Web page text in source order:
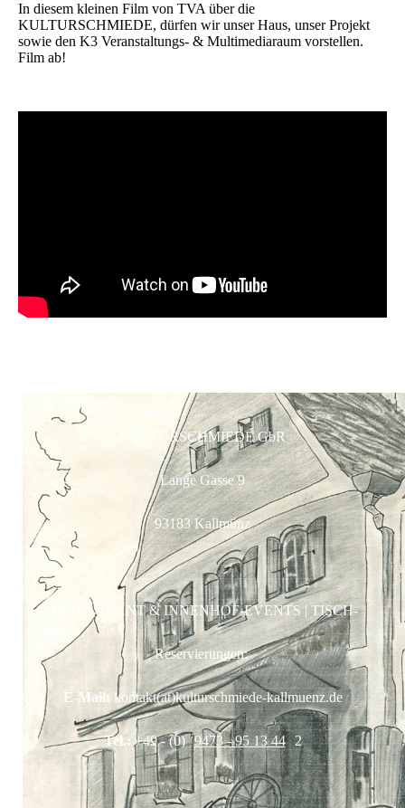
In diesem kleinen Film von TVA über die
KULTURSCHMIEDE, dürfen wir unser Haus, unser Projekt
sowie den K3 Veranstaltungs- & Multimediaraum vorstellen.
Film ab!
KULTURSCHMIEDE GbR
Lange Gasse 9
93183 Kallmünz
RESTAURANT & INNENHOF-EVENTS | TISCH-
Reservierungen:
E-Mail: kontakt(at)kulturschmiede-kallmuenz.de
Tel.: +49 - (0) 9473 - 95 13 44 2